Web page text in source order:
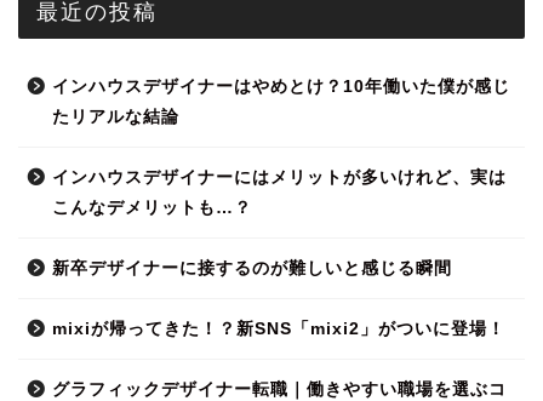
最近の投稿
インハウスデザイナーはやめとけ？10年働いた僕が感じ
たリアルな結論
インハウスデザイナーにはメリットが多いけれど、実は
こんなデメリットも…？
新卒デザイナーに接するのが難しいと感じる瞬間
mixiが帰ってきた！？新SNS「mixi2」がついに登場！
グラフィックデザイナー転職｜働きやすい職場を選ぶコ